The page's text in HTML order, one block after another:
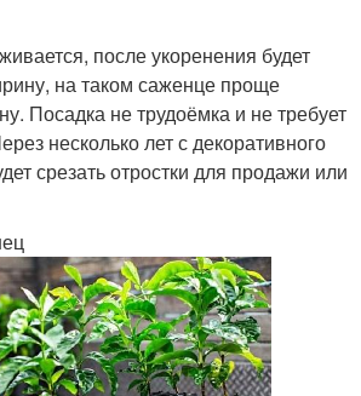
после укоренения будет
на таком саженце проще
Посадка не трудоёмка и не требует
несколько лет с декоративного
срезать отростки для продажи или